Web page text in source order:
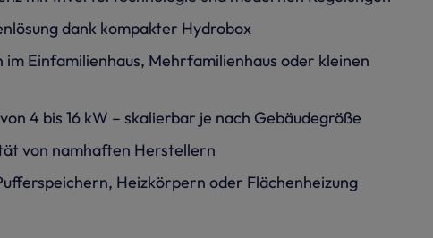
dank kompakter Hydrobox
im Einfamilienhaus, Mehrfamilienhaus oder kleinen
4 bis 16 kW – skalierbar je nach Gebäudegröße
von namhaften Herstellern
Heizkörpern oder Flächenheizung